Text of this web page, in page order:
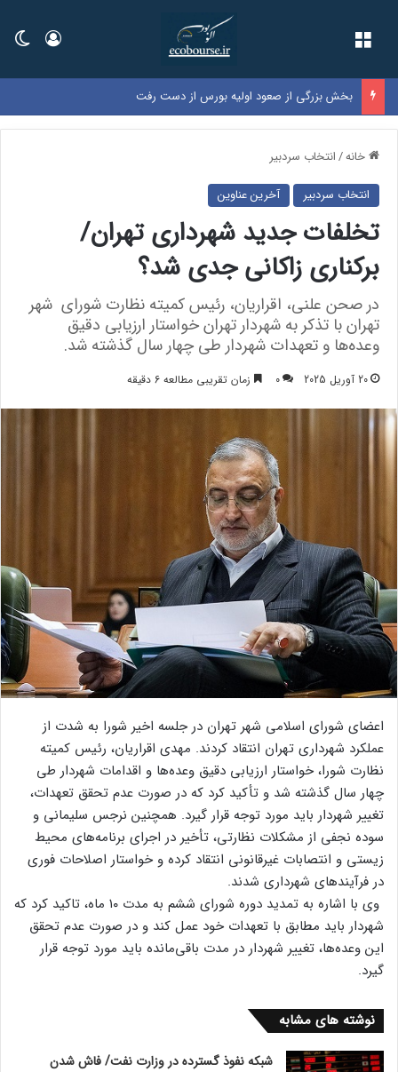
ورود
بخش بزرگی از صعود اولیه بورس از دست رفت
خانه/انتخاب سردبیر
انتخاب سردبیر آخرین عناوین
تخلفات جدید شهرداری تهران/
برکناری زاکانی جدی شد؟
در صحن علنی، اقراریان، رئیس کمیته نظارت شورای شهر
تهران با تذکر به شهردار تهران خواستار ارزیابی دقیق
وعده‌ها و تعهدات شهردار طی چهار سال گذشته شد.
20 آوریل 2025 0 زمان تقریبی مطالعه 6 دقیقه
اعضای شورای اسلامی شهر تهران در جلسه اخیر شورا به شدت از
عملکرد شهرداری تهران انتقاد کردند. مهدی اقراریان، رئیس کمیته
نظارت شورا، خواستار ارزیابی دقیق وعده‌ها و اقدامات شهردار طی
چهار سال گذشته شد و تأکید کرد که در صورت عدم تحقق تعهدات،
تغییر شهردار باید مورد توجه قرار گیرد. همچنین نرجس سلیمانی و
سوده نجفی از مشکلات نظارتی، تأخیر در اجرای برنامه‌های محیط
زیستی و انتصابات غیرقانونی انتقاد کرده و خواستار اصلاحات فوری
در فرآیندهای شهرداری شدند.
وی با اشاره به تمدید دوره شورای ششم به مدت ۱۰ ماه، تاکید کرد که
شهردار باید مطابق با تعهدات خود عمل کند و در صورت عدم تحقق
این وعده‌ها، تغییر شهردار در مدت باقی‌مانده باید مورد توجه قرار
گیرد.
نوشته های مشابه
شبکه نفوذ گسترده در وزارت نفت/ فاش شدن